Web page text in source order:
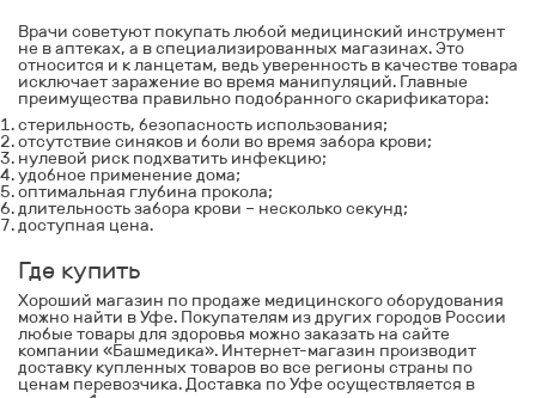
Врачи советуют покупать любой медицинский инструмент
не в аптеках, а в специализированных магазинах. Это
относится и кланцетам, ведь уверенность в качестве товара
исключает заражение во время манипуляций. Главные
преимущества правильно подобранного скарификатора:
стерильность, безопасность использования;
отсутствие синяков и боли во время забора крови;
нулевой риск подхватить инфекцию;
удобное применение дома;
оптимальная глубина прокола;
длительность забора крови – несколько секунд;
доступная цена.
Где купить
Хороший магазин по продаже медицинского оборудования
можно найти в Уфе. Покупателям из других городов России
любые товары для здоровья можно заказать на сайте
компании «Башмедика». Интернет-магазин производит
доставку купленных товаров во все регионы страны по
ценам перевозчика. Доставка по Уфе осуществляется в